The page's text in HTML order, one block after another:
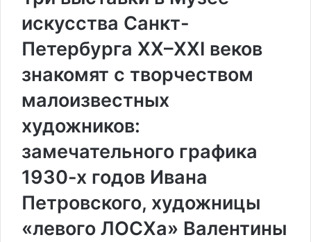
искусства Санкт-
Петербурга XX–XXI веков
знакомят с творчеством
малоизвестных
художников:
замечательного графика
1930-х годов Ивана
Петровского, художницы
«левого ЛОСХа» Валентины